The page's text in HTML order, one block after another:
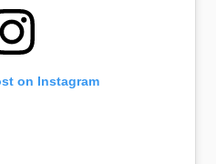
on Instagram